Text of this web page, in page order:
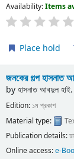
Availability:Items
Place hold
জনকের গল্পহাসনাত
byহাসনাত আবদুল হাই.
Edition: ১ম প্রকাশ
Material type:
Publication details:
Online access:e-